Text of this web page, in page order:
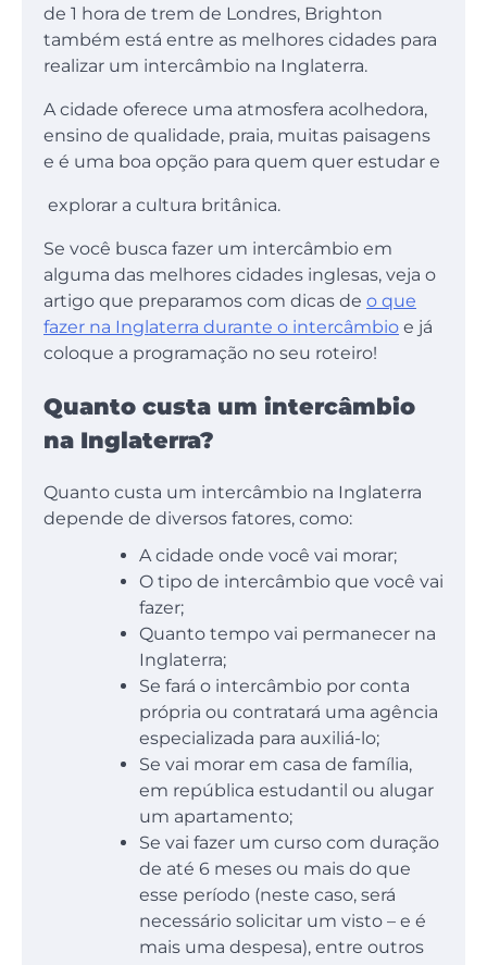
de 1 hora de trem de Londres, Brighton
também está entre as melhores cidades para
realizar um intercâmbio na Inglaterra.
A cidade oferece uma atmosfera acolhedora,
ensino de qualidade, praia, muitas paisagens
e é uma boa opção para quem quer estudar e
explorar a cultura britânica.
Se você busca fazer um intercâmbio em
alguma das melhores cidades inglesas, veja o
artigo que preparamos com dicas de o que
fazer na Inglaterra durante o intercâmbio e já
coloque a programação no seu roteiro!
Quanto custa um intercâmbio
na Inglaterra?
Quanto custa um intercâmbio na Inglaterra
depende de diversos fatores, como:
A cidade onde você vai morar;
O tipo de intercâmbio que você vai
fazer;
Quanto tempo vai permanecer na
Inglaterra;
Se fará o intercâmbio por conta
própria ou contratará uma agência
especializada para auxiliá-lo;
Se vai morar em casa de família,
em república estudantil ou alugar
um apartamento;
Se vai fazer um curso com duração
de até 6 meses ou mais do que
esse período (neste caso, será
necessário solicitar um visto – e é
mais uma despesa), entre outros